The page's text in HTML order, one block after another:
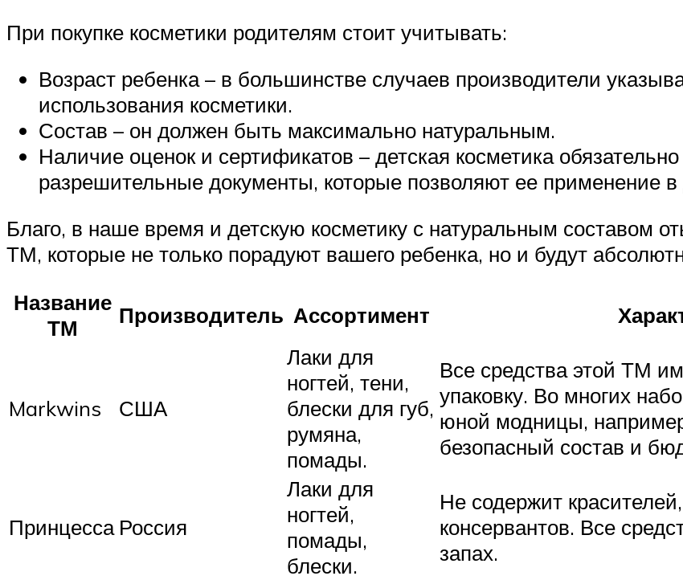
При покупке косметики родителям стоит учитывать:
Возраст ребенка – в большинстве случаев производители
использования косметики.
Состав – он должен быть максимально натуральным.
Наличие оценок и сертификатов – детская косметика
разрешительные документы, которые позволяют ее применение в
Благо, в наше время и детскую косметику с натуральным составом
ТМ, которые не только порадуют вашего ребенка, но и будут
Название
ТМ
Производитель Ассортимент
Markwins США
Лаки для
ногтей, тени,
блески для губ,
румяна,
помады.
Все средства этой ТМ
упаковку. Во многих
юной модницы,
безопасный состав и
Принцесса Россия
Лаки для
ногтей,
помады,
блески.
Не содержит
консервантов. Все
запах.